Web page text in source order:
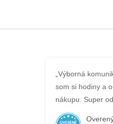
„Výborná
som si hodiny a
nákupu. Super